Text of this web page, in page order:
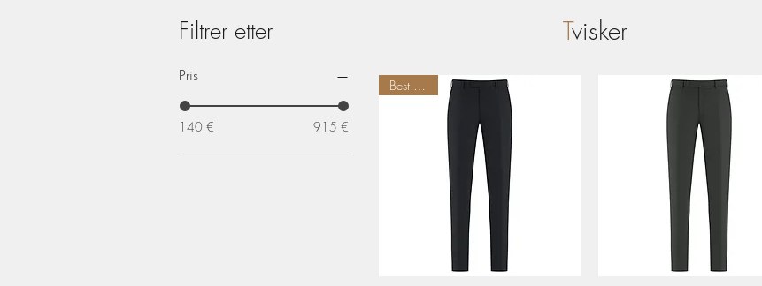
Filtrer etter
Pris
140 € 915 €
Best Seller
Tvisker